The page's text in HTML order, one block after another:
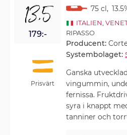
13,5
179:-
Prisvärt
75 cl,
ITALIEN
RIPASSO
Producent:
Systembolaget:
Ganska
vingummin,
fernissa.
syra i knappt
tanniner och